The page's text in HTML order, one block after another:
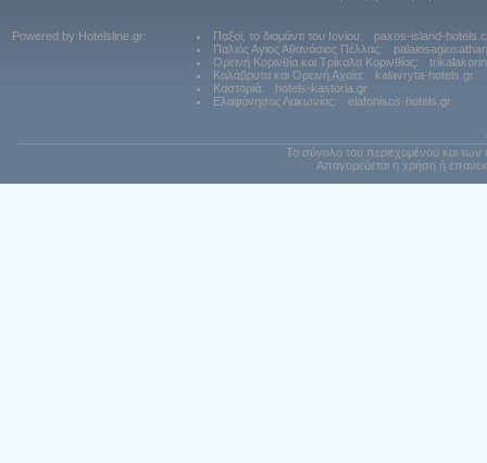
Powered by Hotelsline.gr: Παξοί, το διαμάντι του Ιονίου:
paxos-island-
Παλιός Αγιος Αθανάσιος Πέλλας:
Ορεινή Κορινθία και Τρίκαλα Κορινθίας:
Καλάβρυτα και Ορεινή Αχαϊα:
kalavryta-hotels.gr
Καστοριά:
hotels-kastoria.gr
Ελαφόνησος Λακωνίας:
elafonisos-hotels.gr
Το σύνολο του περιεχομένου και των
Απαγορεύεται η χρήση ή